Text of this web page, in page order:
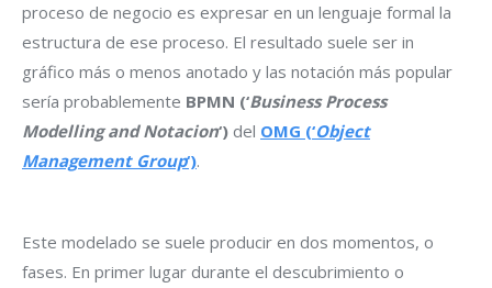
proceso de negocio es expresar en un lenguaje formal la
estructura de ese proceso. El resultado suele ser in
gráfico más o menos anotado y las notación más popular
sería probablemente BPMN (‘Business Process
Modelling and Notacion‘) del OMG (‘Object
Management Group‘).
Este modelado se suele producir en dos momentos, o
fases. En primer lugar durante el descubrimiento o